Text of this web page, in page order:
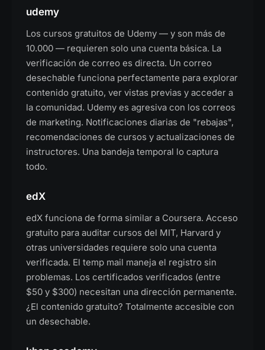
udemy
Los cursos gratuitos de Udemy — y son más de
10.000 — requieren solo una cuenta básica. La
verificación de correo es directa. Un correo
desechable funciona perfectamente para explorar
contenido gratuito, ver vistas previas y acceder a
la comunidad. Udemy es agresiva con los correos
de marketing. Notificaciones diarias de "rebajas",
recomendaciones de cursos y actualizaciones de
instructores. Una bandeja temporal lo captura
todo.
edX
edX funciona de forma similar a Coursera. Acceso
gratuito para auditar cursos del MIT, Harvard y
otras universidades requiere solo una cuenta
verificada. El temp mail maneja el registro sin
problemas. Los certificados verificados (entre
$50 y $300) necesitan una dirección permanente.
¿El contenido gratuito? Totalmente accesible con
un desechable.